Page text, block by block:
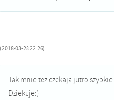
(2018-03-28 22:26)
Tak mnie tez czekaja jutro
Dziekuje:)